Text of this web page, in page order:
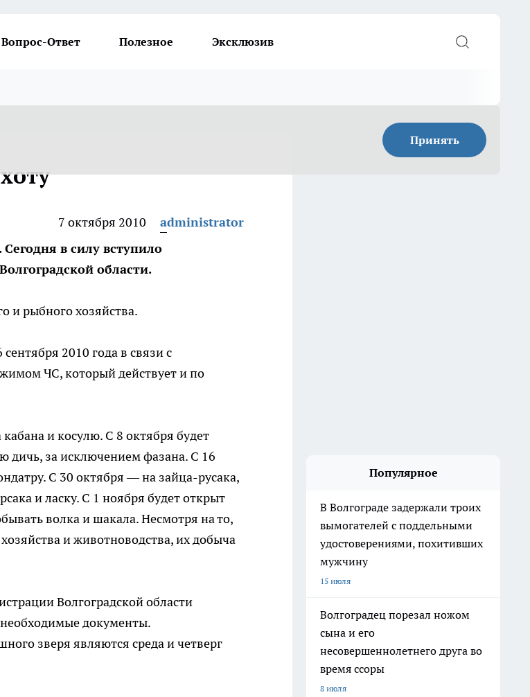
Вопрос-Ответ Полезное Эксклюзив
Принять
7 октября 2010
administrator
в силу вступило
области.
и рыбного хозяйства.
2010 года в связи с
ЧС, который действует и по
и косулю. С 8 октября будет
дичь, за исключением фазана. С 16
С 30 октября — на зайца-русака,
и ласку. С 1 ноября будет открыт
волка и шакала. Несмотря на то,
и животноводства, их добыча
Волгоградской области
документы.
зверя являются среда и четверг
Популярное
В Волгограде задержали троих
вымогателей с поддельными
удостоверениями, похитивших
мужчину
15 июля
Волгоградец порезал ножом
сына и его
несовершеннолетнего друга во
время ссоры
8 июля